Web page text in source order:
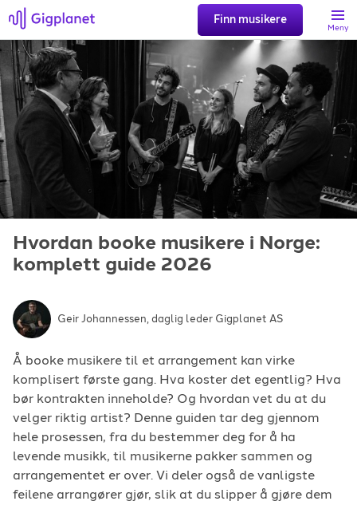
Finn musikere
Meny
Søk
Favoritter
Logg inn
Registrer artist
Gigplanet
For arrangører
For musiker
Support
Hvordan booke musikere i Norge:
komplett guide 2026
Geir Johannessen, daglig leder Gigplanet AS
Å booke musikere til et arrangement kan virke
komplisert første gang. Hva koster det egentlig? Hva
bør kontrakten inneholde? Og hvordan vet du at du
velger riktig artist? Denne guiden tar deg gjennom
hele prosessen, fra du bestemmer deg for å ha
levende musikk, til musikerne pakker sammen og
arrangementet er over. Vi deler også de vanligste
feilene arrangører gjør, slik at du slipper å gjøre dem